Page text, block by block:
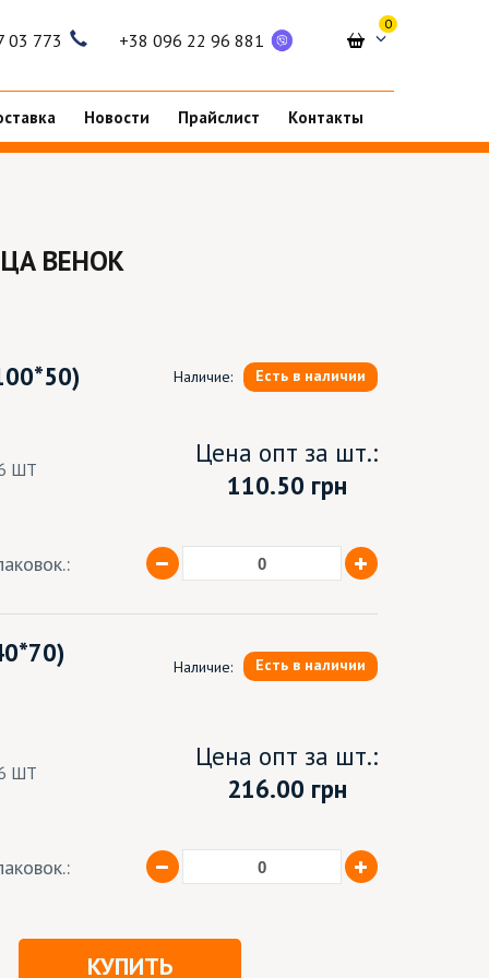
03 773 +38 096 22 96 881
0
Новости Прайслист Контакты
ВЕНОК
Наличие: Есть в наличии
ШТ
Цена опт за шт.:
110.50 грн
Наличие: Есть в наличии
ШТ
Цена опт за шт.:
216.00 грн
КУПИТЬ